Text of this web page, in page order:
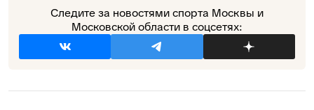
Следите за новостями спорта Москвы и
Московской области в соцсетях: